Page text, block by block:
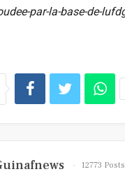
par-la-base-de-
12773 Posts